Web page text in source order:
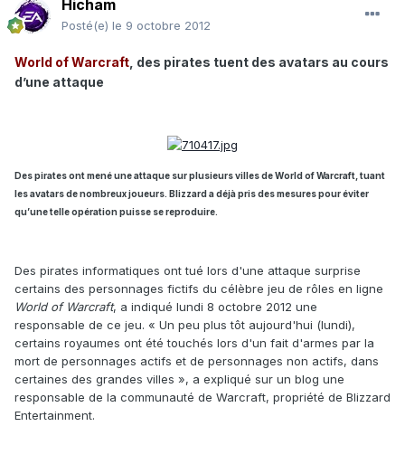
Hicham
Posté(e) le 9 octobre 2012
World of Warcraft , des pirates tuent des avatars au cours
d’une attaque
Des pirates ont mené une attaque sur plusieurs villes de World of Warcraft, tuant
les avatars de nombreux joueurs. Blizzard a déjà pris des mesures pour éviter
qu’une telle opération puisse se reproduire.
Des pirates informatiques ont tué lors d'une attaque surprise
certains des personnages fictifs du célèbre jeu de rôles en ligne
World of Warcraft, a indiqué lundi 8 octobre 2012 une
responsable de ce jeu. « Un peu plus tôt aujourd'hui (lundi),
certains royaumes ont été touchés lors d'un fait d'armes par la
mort de personnages actifs et de personnages non actifs, dans
certaines des grandes villes », a expliqué sur un blog une
responsable de la communauté de Warcraft, propriété de Blizzard
Entertainment.